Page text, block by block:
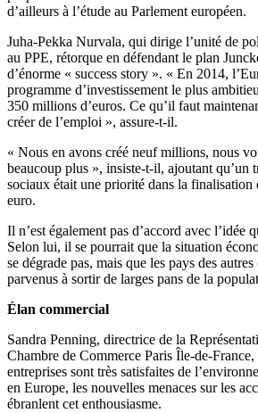
d’ailleurs à l’étude au Parlement européen.
Juha-Pekka Nurvala, qui dirige l’unité de
au PPE, rétorque en défendant le plan
d’énorme « success story ». « En 2014,
programme d’investissement le plus
350 millions d’euros. Ce qu’il faut
créer de l’emploi », assure-t-il.
« Nous en avons créé neuf millions, nous
beaucoup plus », insiste-t-il, ajoutant qu’un
sociaux était une priorité dans la finalisation
euro.
Il n’est également pas d’accord avec l’idée
Selon lui, il se pourrait que la situation
se dégrade pas, mais que les pays des
parvenus à sortir de larges pans de la
Élan commercial
Sandra Penning, directrice de la
Chambre de Commerce Paris Île-de-
entreprises sont très satisfaites de
en Europe, les nouvelles menaces sur les
ébranlent cet enthousiasme.